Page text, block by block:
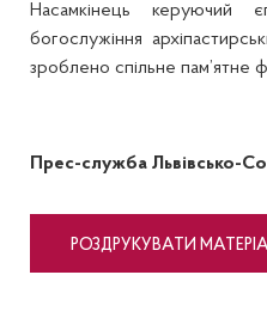
Насамкінець керуючий
богослужіння
зроблено спільне пам’ятне
Прес-служба Львівсько-
PОЗДРУКУВАТИ